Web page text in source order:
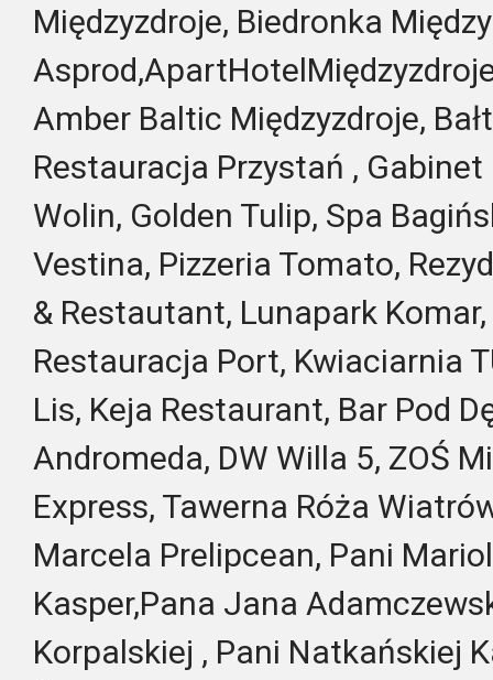
Międzyzdroje, Biedronka
Amber Baltic Międzyzdroje,
Restauracja Przystań ,
Wolin, Golden Tulip, Spa
Vestina, Pizzeria Tomato,
& Restautant, Lunapark
Restauracja Port, Kwiaciarnia
Lis, Keja Restaurant, Bar Pod
Andromeda, DW Willa 5, ZOŚ
Express, Tawerna Róża
Marcela Prelipcean, Pani
Kasper,Pana Jana
Korpalskiej , Pani Natkańskiej